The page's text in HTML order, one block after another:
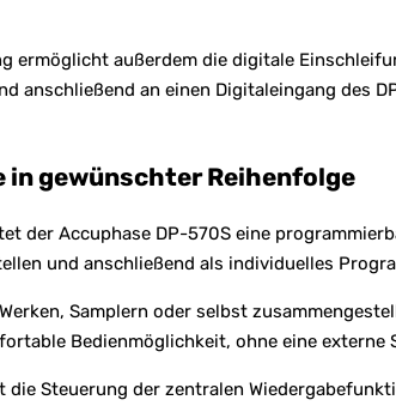
ermöglicht außerdem die digitale
anschließend an einen Digitaleingang des
in gewünschter Reihenfolge
der Accuphase DP-570S eine
und anschließend als individuelles
Samplern oder selbst
Bedienmöglichkeit, ohne eine
die Steuerung der zentralen